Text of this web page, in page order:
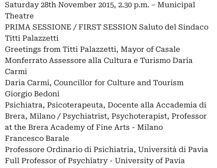
Saturday 28th November 2015, 2.30 p.m. – Municipal
Theatre
PRIMA SESSIONE / FIRST SESSION Saluto del Sindaco
Titti Palazzetti
Greetings from Titti Palazzetti, Mayor of Casale
Monferrato Assessore alla Cultura e Turismo Daria
Carmi
Daria Carmi, Councillor for Culture and Tourism
Giorgio Bedoni
Psichiatra, Psicoterapeuta, Docente alla Accademia di
Brera, Milano / Psychiatrist, Psychoterapist, Professor
at the Brera Academy of Fine Arts - Milano
Francesco Barale
Professore Ordinario di Psichiatria, Università di Pavia
Full Professor of Psychiatry - University of Pavia